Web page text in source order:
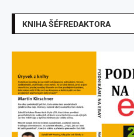
KNIHA ŠÉFREDAKTORA